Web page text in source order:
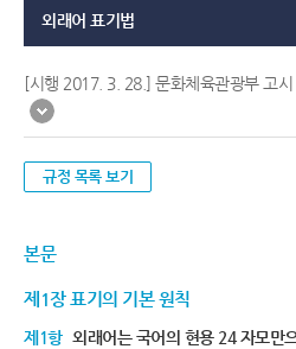
외래어 표기법
[시행 2017. 3. 28.] 문화체육관광부 고
규정 목록 보기
본문
제1장 표기의 기본 원칙
제1항 외래어는 국어의 현용 24 자모만